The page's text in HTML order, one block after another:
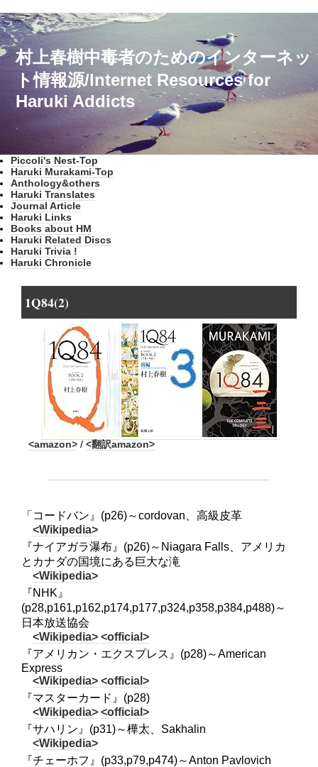
村上春樹中毒者のためのインターネッ
ト情報源/Internet Resources for
Haruki Addicts
Piccoli's Nest-Top
Haruki Murakami-Top
Anthology&others
Haruki Translates
Journal Article
Haruki Links
Books about HM
Haruki Related Discs
Haruki Trivia !
Haruki Chronicle
1Q84(2)
<amazon> / <翻訳amazon>
「コードバン』(p26)～cordovan、高級皮革
<Wikipedia>
『ナイアガラ瀑布』(p26)～Niagara Falls、アメリカ
とカナダの国境にある巨大な滝
<Wikipedia>
『NHK』
(p28,p161,p162,p174,p177,p324,p358,p384,p488)～
日本放送協会
<Wikipedia> <official>
『アメリカン・エクスプレス』(p28)～American
Express
<Wikipedia> <official>
『マスターカード』(p28)
<Wikipedia> <official>
『サハリン』(p31)～樺太、Sakhalin
<Wikipedia>
『チェーホフ』(p33,p79,p474)～Anton Pavlovich